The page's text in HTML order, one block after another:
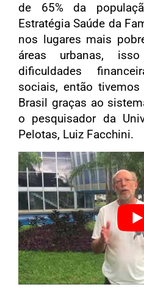
de 65% da
Estratégia Saúde da
nos lugares mais
áreas urbanas,
dificuldades
sociais, então
Brasil graças ao
o pesquisador da
Pelotas, Luiz Facchini.